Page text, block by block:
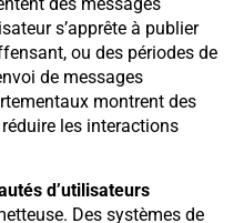
s’apprête à publier
ou des périodes de
de messages
montrent des
les interactions
d’utilisateurs
Des systèmes de